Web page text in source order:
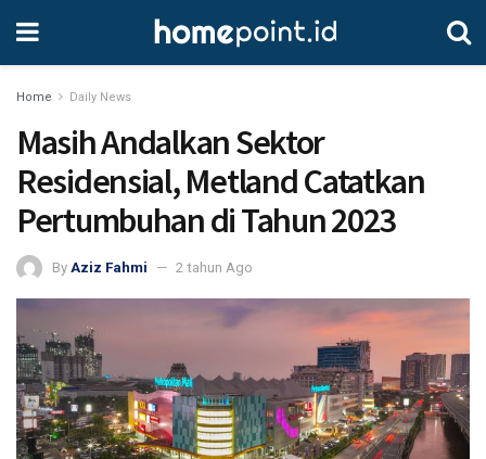
Home Daily News
Masih Andalkan Sektor
Residensial, Metland Catatkan
Pertumbuhan di Tahun 2023
By Aziz Fahmi 2 tahun Ago